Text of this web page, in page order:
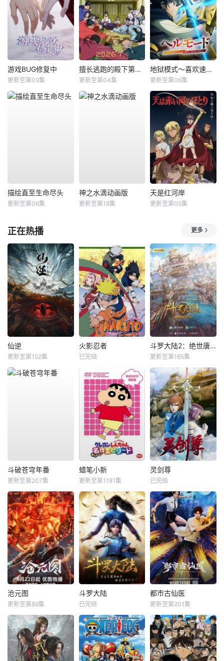
游戏BUG修复中
更新至第09集
擅长逃跑的殿下第二季
更新至第04集
地狱模式～喜欢速通游戏的玩家在废设定异世界无双～第2季
更新至第06集
描绘直至生命尽头
更新至第06集
神之水滴动画版
更新至第18集
天是红河岸
更新至第05集
正在热播 更多
仙逆
更新至第152集
火影忍者
已完结
斗罗大陆2：绝世唐门
更新至第165集
斗破苍穹年番
更新至第207集
蜡笔小新
更新至第1181集
灵剑尊
已完结
沧元图
更新至第89集
斗罗大陆
已完结
都市古仙医
更新至第201集